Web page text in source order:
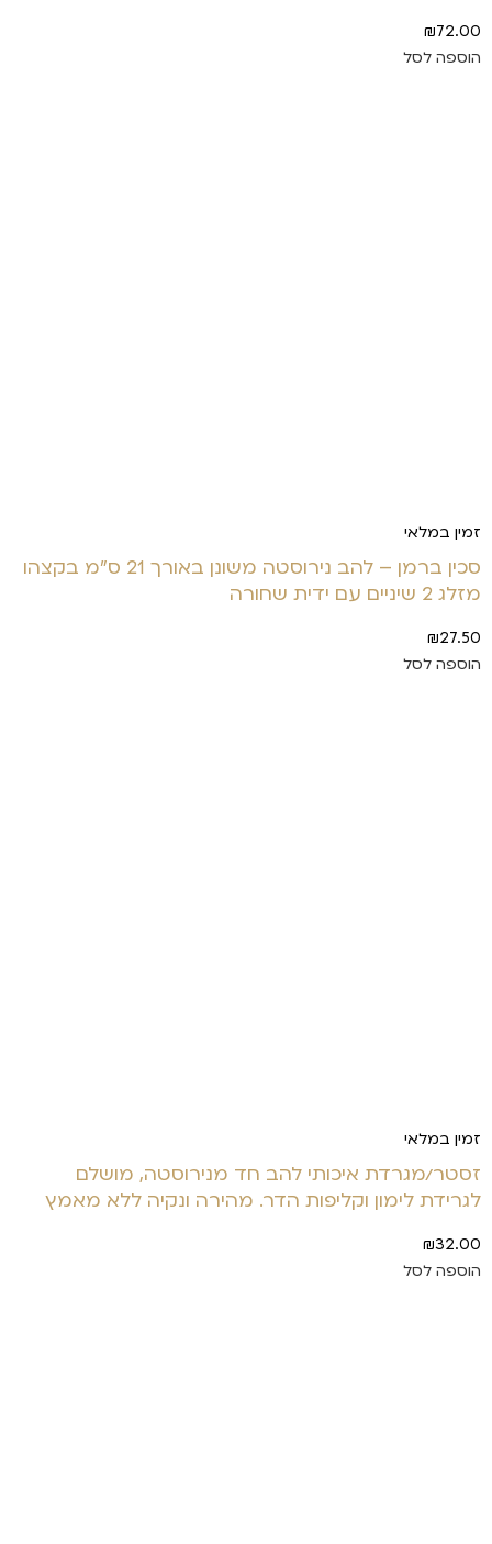
₪72.00
הוספה לסל
זמין במלאי
סכין ברמן – להב נירוסטה משונן באורך 21 ס"מ בקצהו
מזלג 2 שיניים עם ידית שחורה
₪27.50
הוספה לסל
זמין במלאי
זסטר/מגרדת איכותי להב חד מנירוסטה, מושלם
לגרידת לימון וקליפות הדר. מהירה ונקיה ללא מאמץ
₪32.00
הוספה לסל